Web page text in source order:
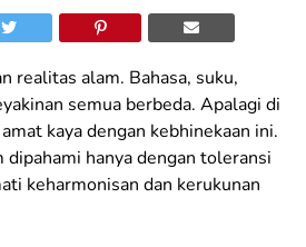
realitas alam. Bahasa, suku,
semua berbeda. Apalagi di
kaya dengan kebhinekaan ini.
dipahami hanya dengan toleransi
keharmonisan dan kerukunan